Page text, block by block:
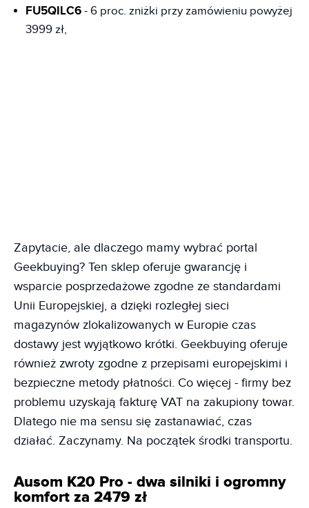
FU5QILC6 - 6 proc. zniżki przy zamówieniu powyżej
3999 zł,
Zapytacie, ale dlaczego mamy wybrać portal
Geekbuying? Ten sklep oferuje gwarancję i
wsparcie posprzedażowe zgodne ze standardami
Unii Europejskiej, a dzięki rozległej sieci
magazynów zlokalizowanych w Europie czas
dostawy jest wyjątkowo krótki. Geekbuying oferuje
również zwroty zgodne z przepisami europejskimi i
bezpieczne metody płatności. Co więcej - firmy bez
problemu uzyskają fakturę VAT na zakupiony towar.
Dlatego nie ma sensu się zastanawiać, czas
działać. Zaczynamy. Na początek środki transportu.
Ausom K20 Pro - dwa silniki i ogromny
komfort za 2479 zł